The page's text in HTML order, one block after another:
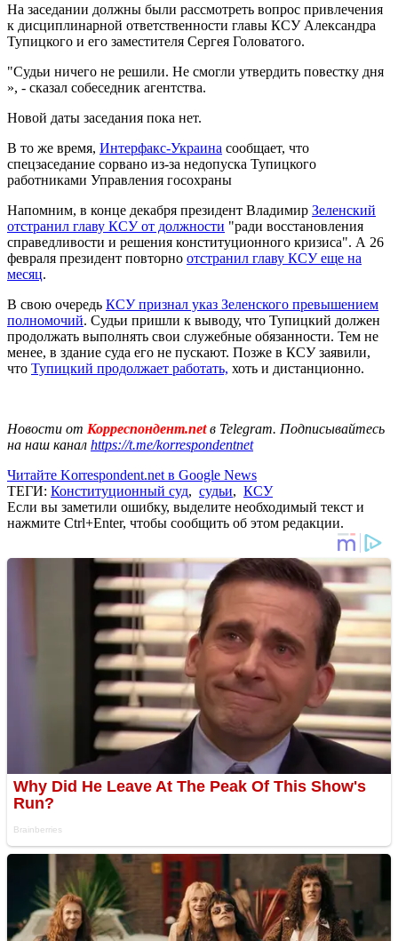
На заседании должны были рассмотреть вопрос привлечения
к дисциплинарной ответственности главы КСУ Александра
Тупицкого и его заместителя Сергея Головатого.
"Судьи ничего не решили. Не смогли утвердить повестку дня
», - сказал собеседник агентства.
Новой даты заседания пока нет.
В то же время, Интерфакс-Украина сообщает, что
спецзаседание сорвано из-за недопуска Тупицкого
работниками Управления госохраны
Напомним, в конце декабря президент Владимир Зеленский
отстранил главу КСУ от должности "ради восстановления
справедливости и решения конституционного кризиса". А 26
февраля президент повторно отстранил главу КСУ еще на
месяц.
В свою очередь КСУ признал указ Зеленского превышением
полномочий. Судьи пришли к выводу, что Тупицкий должен
продолжать выполнять свои служебные обязанности. Тем не
менее, в здание суда его не пускают. Позже в КСУ заявили,
что Тупицкий продолжает работать, хоть и дистанционно.
Новости от Корреспондент.netв Telegram. Подписывайтесь
на наш канал https://t.me/korrespondentnet
Читайте Korrespondent.net в Google News
ТЕГИ: Конституционный суд, судьи, КСУ
Если вы заметили ошибку, выделите необходимый текст и
нажмите Ctrl+Enter, чтобы сообщить об этом редакции.